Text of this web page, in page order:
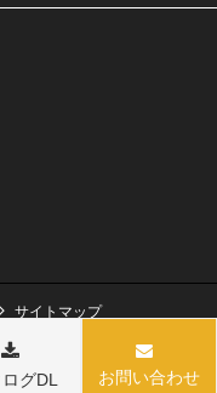
グDL お問い合わせ
サイトマップ
Reserved.